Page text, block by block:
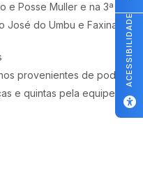
e Posse Muller e na 3ª
do Umbu e Faxinal.
provenientes de podas
e quintas pela equipe
ACESSIBILIDADE